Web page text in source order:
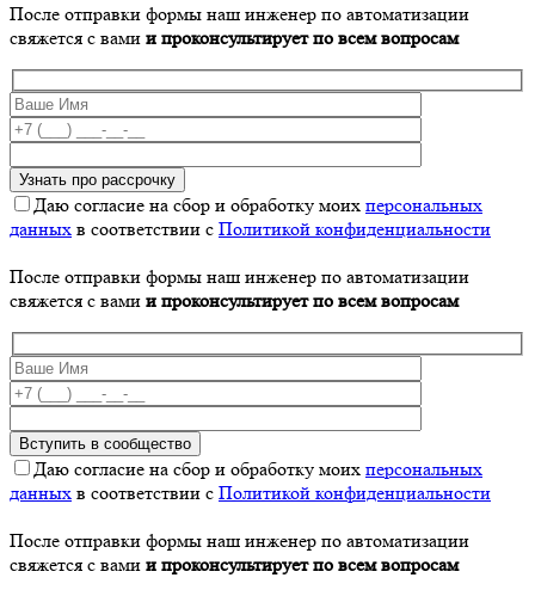
После отправки формы наш инженер по автоматизации
свяжется с вами и проконсультирует по всем вопросам
Даю согласие на сбор и обработку моих персональных
данных в соответствии с Политикой конфиденциальности
После отправки формы наш инженер по автоматизации
свяжется с вами и проконсультирует по всем вопросам
Даю согласие на сбор и обработку моих персональных
данных в соответствии с Политикой конфиденциальности
После отправки формы наш инженер по автоматизации
свяжется с вами и проконсультирует по всем вопросам